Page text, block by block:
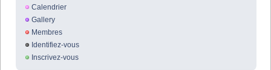
Calendrier
Gallery
Membres
Identifiez-vous
Inscrivez-vous